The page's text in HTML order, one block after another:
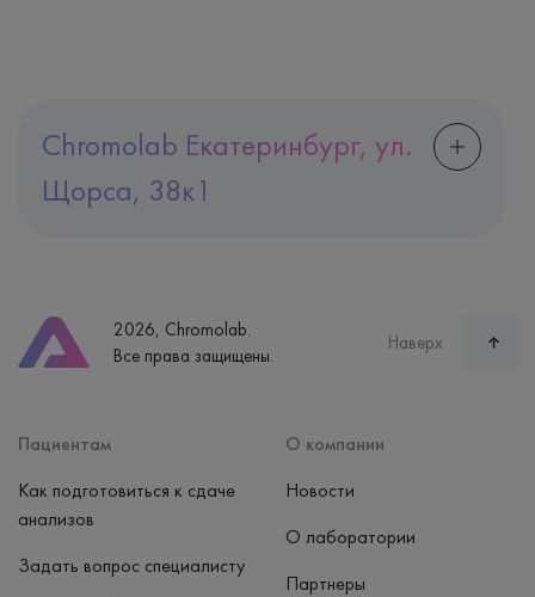
Chromolab Екатеринбург, ул.
Щорса, 38к1
Часы работы
пн-вс: 7:30-15:00
2026, Chromolab.
Все права защищены.
Наверх
Пациентам
Как подготовиться к сдаче
анализов
Задать вопрос специалисту
О компании
Новости
О лаборатории
Партнеры